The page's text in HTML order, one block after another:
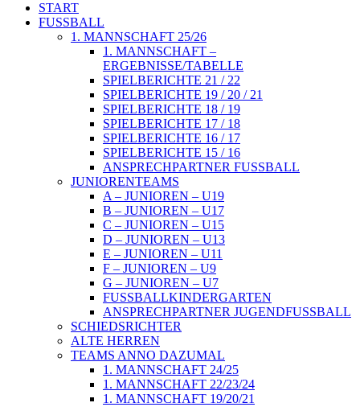
START
FUSSBALL
1. MANNSCHAFT 25/26
1. MANNSCHAFT –
ERGEBNISSE/TABELLE
SPIELBERICHTE 21 / 22
SPIELBERICHTE 19 / 20 / 21
SPIELBERICHTE 18 / 19
SPIELBERICHTE 17 / 18
SPIELBERICHTE 16 / 17
SPIELBERICHTE 15 / 16
ANSPRECHPARTNER FUSSBALL
JUNIORENTEAMS
A – JUNIOREN – U19
B – JUNIOREN – U17
C – JUNIOREN – U15
D – JUNIOREN – U13
E – JUNIOREN – U11
F – JUNIOREN – U9
G – JUNIOREN – U7
FUSSBALLKINDERGARTEN
ANSPRECHPARTNER JUGENDFUSSBALL
SCHIEDSRICHTER
ALTE HERREN
TEAMS ANNO DAZUMAL
1. MANNSCHAFT 24/25
1. MANNSCHAFT 22/23/24
1. MANNSCHAFT 19/20/21